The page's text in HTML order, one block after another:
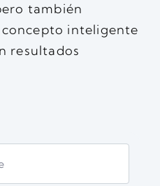
también
inteligente
resultados